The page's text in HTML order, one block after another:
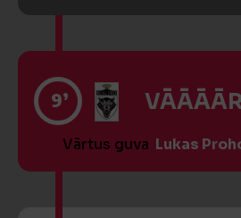
9’
Vārtus guva Lukas